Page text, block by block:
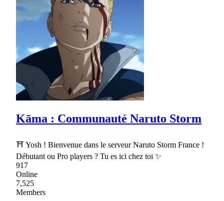
Kāma : Communauté Naruto Storm
⛩ Yosh ! Bienvenue dans le serveur Naruto Storm France !
Débutant ou Pro players ? Tu es ici chez toi ✨
917
Online
7,525
Members